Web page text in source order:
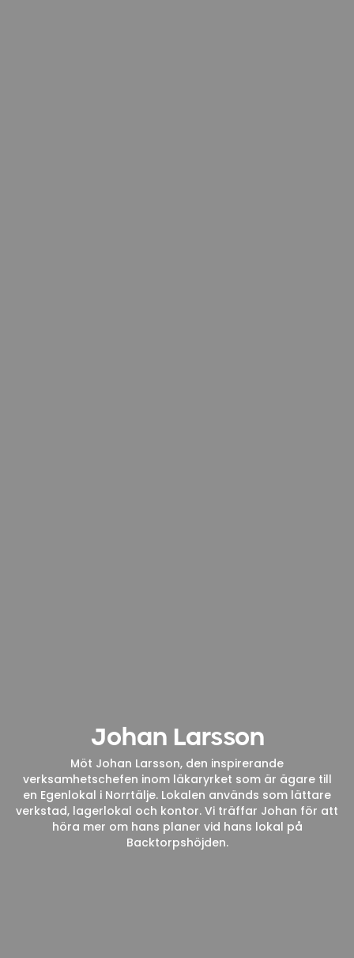
Johan Larsson
Möt Johan Larsson, den inspirerande
verksamhetschefen inom läkaryrket som är ägare till
en Egenlokal i Norrtälje. Lokalen används som lättare
verkstad, lagerlokal och kontor. Vi träffar Johan för att
höra mer om hans planer vid hans lokal på
Backtorpshöjden.